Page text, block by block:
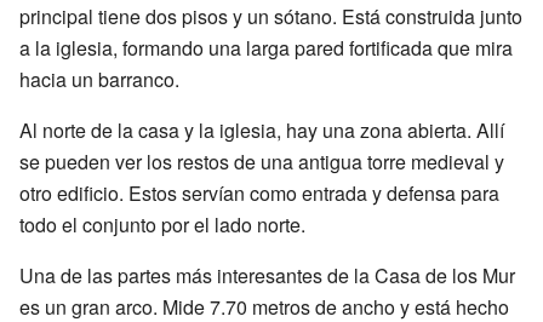
principal tiene dos pisos y un sótano. Está construida junto
a la iglesia, formando una larga pared fortificada que mira
hacia un barranco.
Al norte de la casa y la iglesia, hay una zona abierta. Allí
se pueden ver los restos de una antigua torre medieval y
otro edificio. Estos servían como entrada y defensa para
todo el conjunto por el lado norte.
Una de las partes más interesantes de la Casa de los Mur
es un gran arco. Mide 7.70 metros de ancho y está hecho